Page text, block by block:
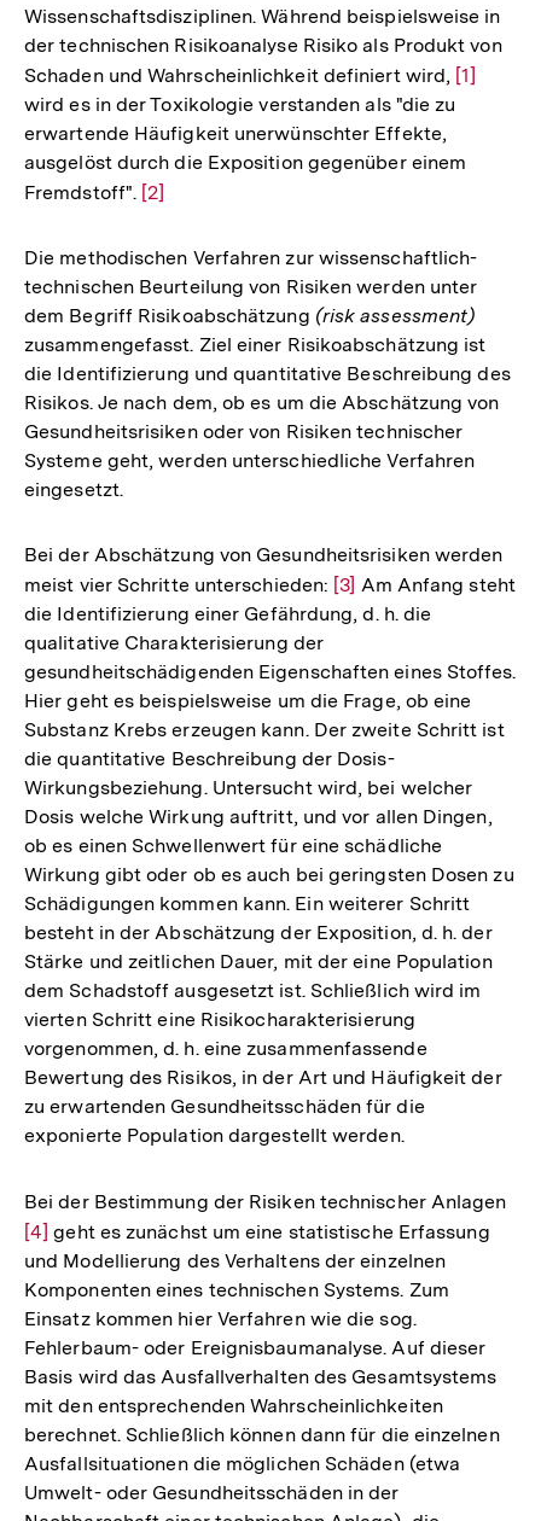
Wissenschaftsdisziplinen. Während beispielsweise in
der technischen Risikoanalyse Risiko als Produkt von
Schaden und Wahrscheinlichkeit definiert wird, Zur
Fußnote
[1]
wird es in der Toxikologie verstanden als "die zu
erwartende Häufigkeit unerwünschter Effekte,
ausgelöst durch die Exposition gegenüber einem
Fremdstoff". Zur
der
Fußnote
[2]
Die methodischen Verfahren zur wissenschaftlich-
technischen Beurteilung von Risiken werden unter
dem Begriff Risikoabschätzung (risk assessment)
zusammengefasst. Ziel einer Risikoabschätzung ist
die Identifizierung und quantitative Beschreibung des
Risikos. Je nach dem, ob es um die Abschätzung von
Gesundheitsrisiken oder von Risiken technischer
Systeme geht, werden unterschiedliche Verfahren
eingesetzt.
Bei der Abschätzung von Gesundheitsrisiken werden
meist vier Schritte unterschieden: Zur
Auflösung
Fußnote
[3] Am Anfang steht
die Identifizierung einer Gefährdung, d. h. die
qualitative Charakterisierung der
gesundheitschädigenden Eigenschaften eines Stoffes.
Hier geht es beispielsweise um die Frage, ob eine
Substanz Krebs erzeugen kann. Der zweite Schritt ist
die quantitative Beschreibung der Dosis-
Wirkungsbeziehung. Untersucht wird, bei welcher
Dosis welche Wirkung auftritt, und vor allen Dingen,
ob es einen Schwellenwert für eine schädliche
Wirkung gibt oder ob es auch bei geringsten Dosen zu
Schädigungen kommen kann. Ein weiterer Schritt
besteht in der Abschätzung der Exposition, d. h. der
Stärke und zeitlichen Dauer, mit der eine Population
dem Schadstoff ausgesetzt ist. Schließlich wird im
vierten Schritt eine Risikocharakterisierung
vorgenommen, d. h. eine zusammenfassende
Bewertung des Risikos, in der Art und Häufigkeit der
zu erwartenden Gesundheitsschäden für die
exponierte Population dargestellt werden.
Bei der Bestimmung der Risiken technischer Anlagen
[4] geht es zunächst um eine statistische Erfassung
und Modellierung des Verhaltens der einzelnen
Komponenten eines technischen Systems. Zum
Einsatz kommen hier Verfahren wie die sog.
Fehlerbaum- oder Ereignisbaumanalyse. Auf dieser
Basis wird das Ausfallverhalten des Gesamtsystems
mit den entsprechenden Wahrscheinlichkeiten
berechnet. Schließlich können dann für die einzelnen
Ausfallsituationen die möglichen Schäden (etwa
Umwelt- oder Gesundheitsschäden in der